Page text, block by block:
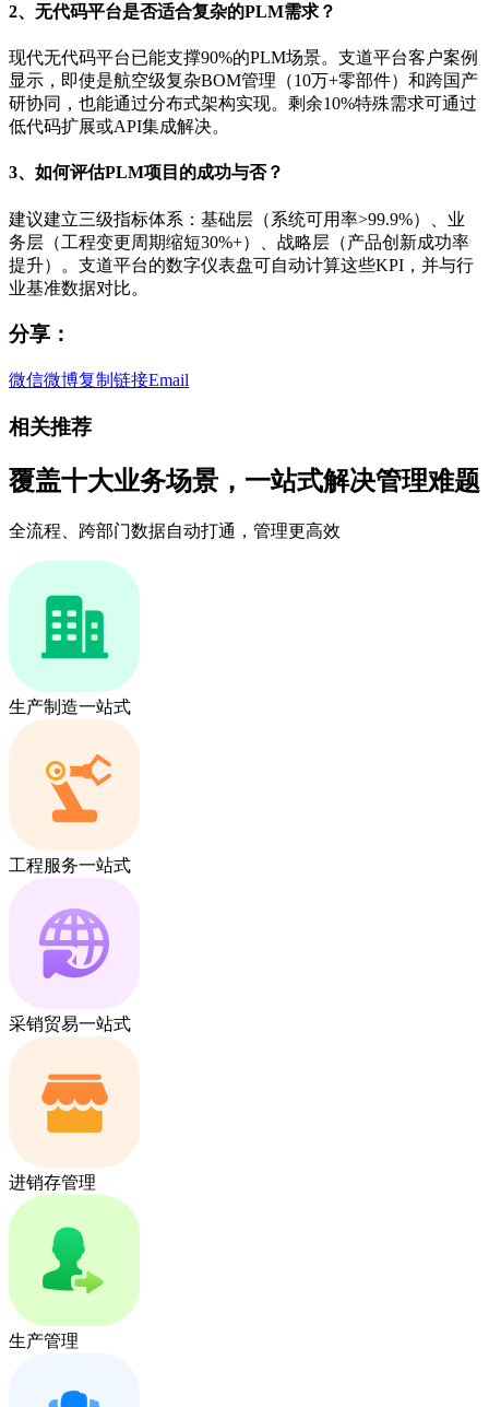
2、无代码平台是否适合复杂的PLM需求？
现代无代码平台已能支撑90%的PLM场景。支道平台客户案例
显示，即使是航空级复杂BOM管理（10万+零部件）和跨国产
研协同，也能通过分布式架构实现。剩余10%特殊需求可通过
低代码扩展或API集成解决。
3、如何评估PLM项目的成功与否？
建议建立三级指标体系：基础层（系统可用率>99.9%）、业
务层（工程变更周期缩短30%+）、战略层（产品创新成功率
提升）。支道平台的数字仪表盘可自动计算这些KPI，并与行
业基准数据对比。
分享：
微信微博复制链接Email
相关推荐
覆盖十大业务场景，一站式解决管理难题
全流程、跨部门数据自动打通，管理更高效
生产制造一站式
工程服务一站式
采销贸易一站式
进销存管理
生产管理